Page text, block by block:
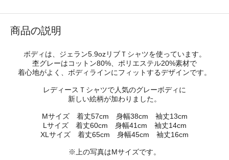
商品の説明
ボディは、ジェラン5.9ozリブＴシャツを使っています。
杢グレーはコットン80%、ポリエステル20%素材で
着心地がよく、ボディラインにフィットするデザインです。
レディースＴシャツで人気のグレーボディに
新しい絵柄が加わりました。
Mサイズ 着丈57cm 身幅38cm 袖丈13cm
Lサイズ 着丈60cm 身幅41cm 袖丈14cm
XLサイズ 着丈65cm 身幅45cm 袖丈16cm
※上の写真はMサイズです。